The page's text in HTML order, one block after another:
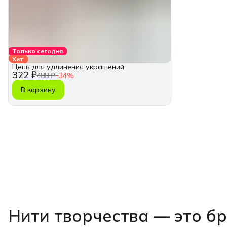
Только сегодня
Хит
322 ₽488 ₽−34%
Цепь для удлинения украшений
В корзину
Нити творчества — это